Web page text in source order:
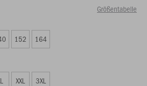
Größentabelle
152 164
XXL 3XL